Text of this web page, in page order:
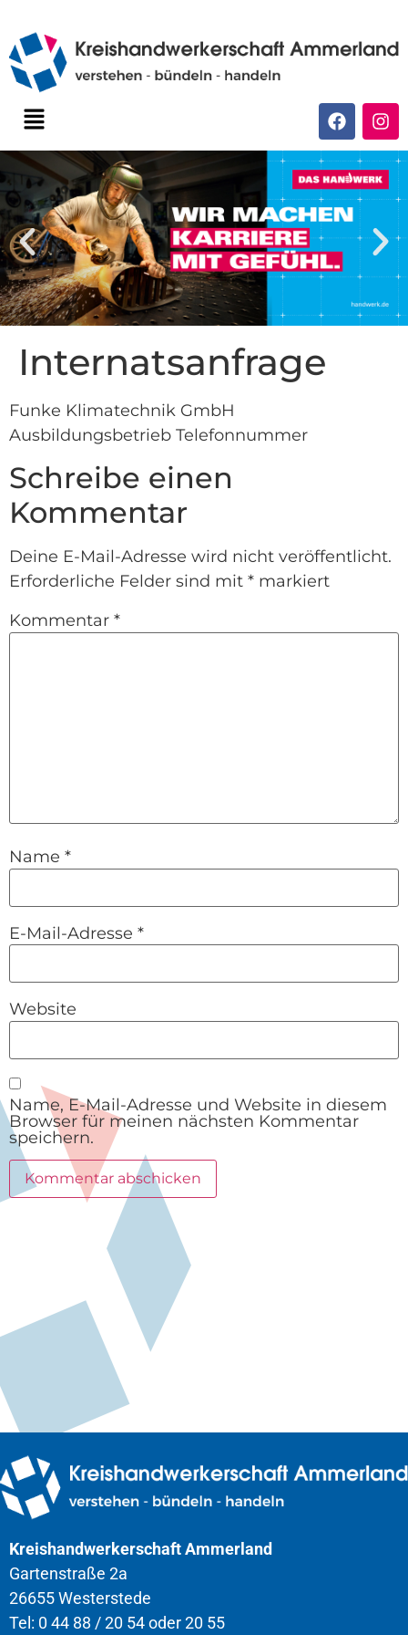
Internatsanfrage
Funke Klimatechnik GmbH
Ausbildungsbetrieb Telefonnummer
Schreibe einen
Kommentar
Deine E-Mail-Adresse wird nicht veröffentlicht.
Erforderliche Felder sind mit * markiert
Kommentar *
Name *
E-Mail-Adresse *
Website
Name, E-Mail-Adresse und Website in diesem
Browser für meinen nächsten Kommentar
speichern.
Kreishandwerkerschaft Ammerland
Gartenstraße 2a
26655 Westerstede
Tel: 0 44 88 / 20 54 oder 20 55